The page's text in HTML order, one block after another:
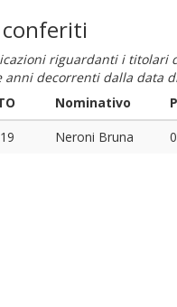
riguardanti i titolari
decorrenti dalla data
Nominativo
Neroni Bruna